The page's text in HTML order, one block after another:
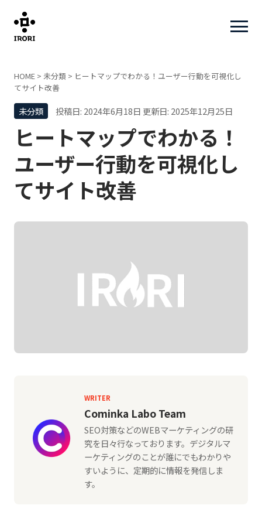
HOME > 未分類 > ヒートマップでわかる！ユーザー行動を可視化し
てサイト改善
未分類 投稿日: 2024年6月18日 更新日: 2025年12月25日
ヒートマップでわかる！
ユーザー行動を可視化し
てサイト改善
WRITER
Cominka Labo Team
SEO対策などのWEBマーケティングの研
究を日々行なっております。デジタルマ
ーケティングのことが誰にでもわかりや
すいように、定期的に情報を発信しま
す。